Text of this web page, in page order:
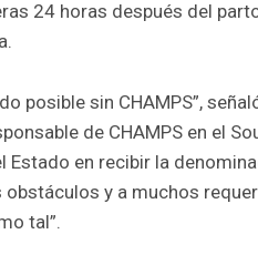
24 horas después del
posible sin CHAMPS”,
de CHAMPS en el
en recibir la
y a muchos
tal”.